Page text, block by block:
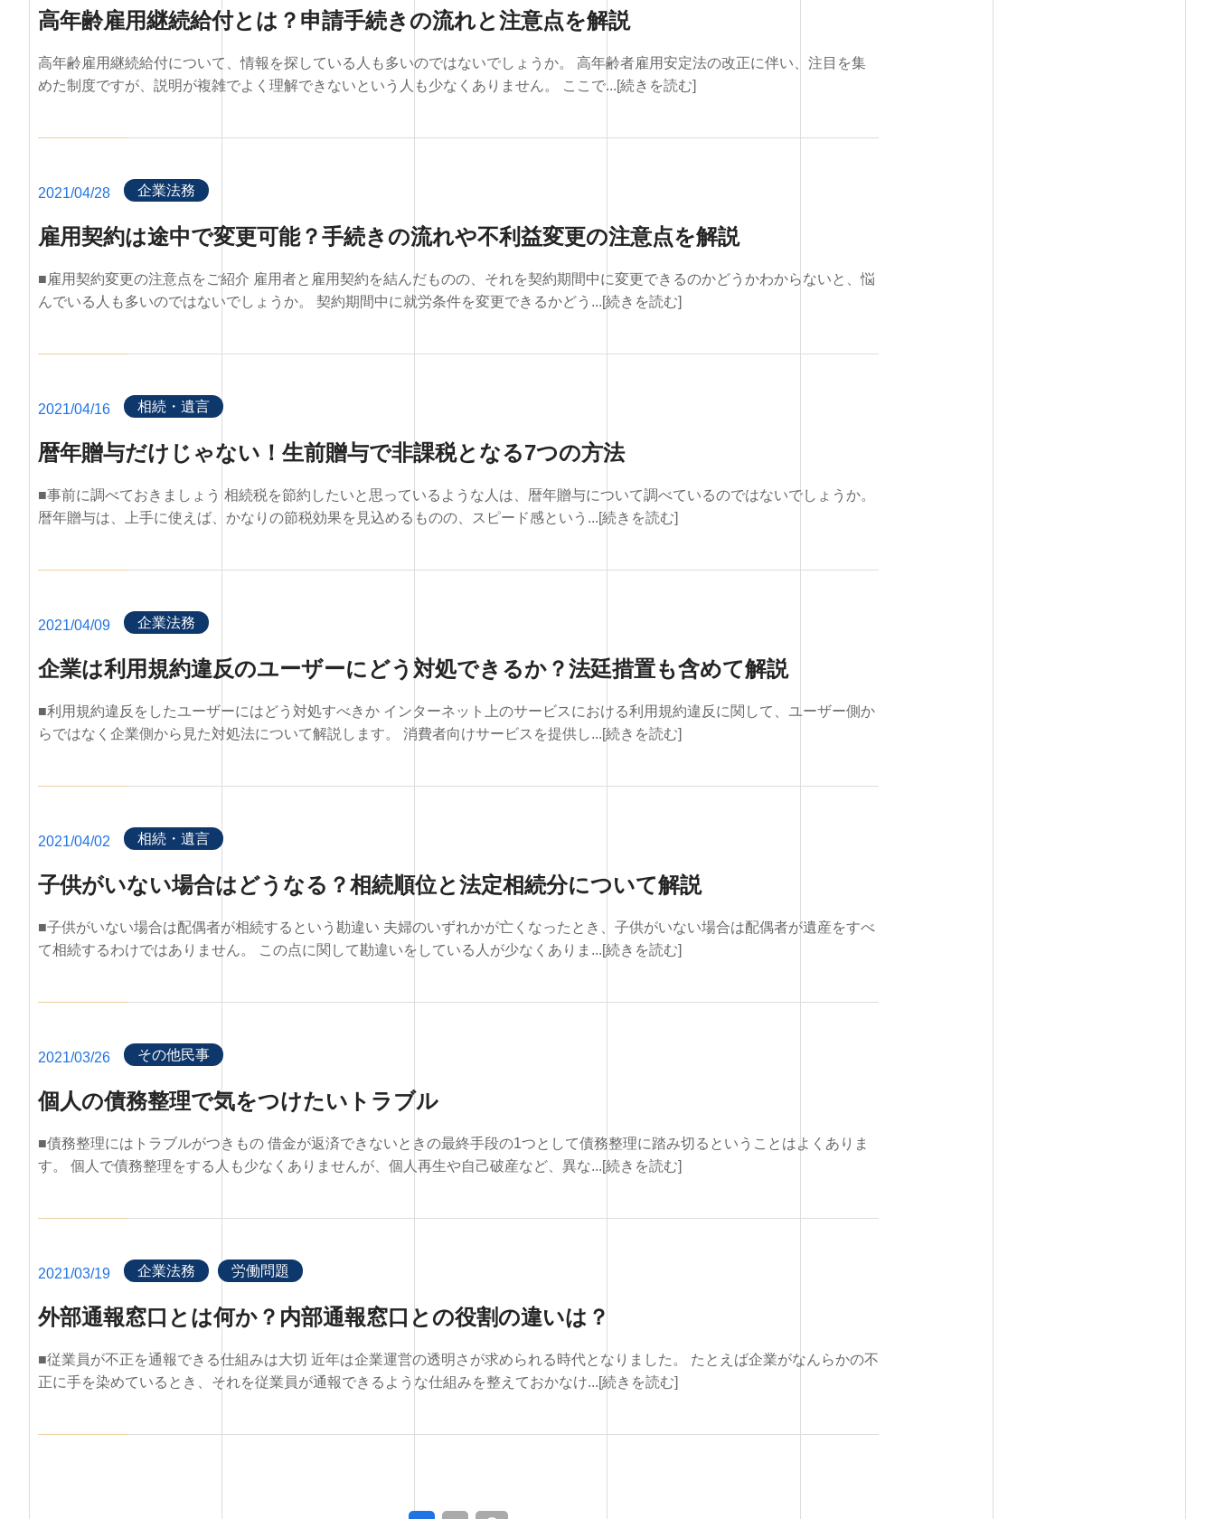
高年齢雇用継続給付とは？申請手続きの流れと注意点を解説
高年齢雇用継続給付について、情報を探している人も多いのではないでしょうか。 高年齢者雇用安定法の改正に伴い、注目を集
めた制度ですが、説明が複雑でよく理解できないという人も少なくありません。 ここで...[続きを読む]
2021/04/28 企業法務
雇用契約は途中で変更可能？手続きの流れや不利益変更の注意点を解説
■雇用契約変更の注意点をご紹介 雇用者と雇用契約を結んだものの、それを契約期間中に変更できるのかどうかわからないと、悩
んでいる人も多いのではないでしょうか。 契約期間中に就労条件を変更できるかどう...[続きを読む]
2021/04/16 相続・遺言
暦年贈与だけじゃない！生前贈与で非課税となる7つの方法
■事前に調べておきましょう 相続税を節約したいと思っているような人は、暦年贈与について調べているのではないでしょうか。
暦年贈与は、上手に使えば、かなりの節税効果を見込めるものの、スピード感という...[続きを読む]
2021/04/09 企業法務
企業は利用規約違反のユーザーにどう対処できるか？法廷措置も含めて解説
■利用規約違反をしたユーザーにはどう対処すべきか インターネット上のサービスにおける利用規約違反に関して、ユーザー側か
らではなく企業側から見た対処法について解説します。 消費者向けサービスを提供し...[続きを読む]
2021/04/02 相続・遺言
子供がいない場合はどうなる？相続順位と法定相続分について解説
■子供がいない場合は配偶者が相続するという勘違い 夫婦のいずれかが亡くなったとき、子供がいない場合は配偶者が遺産をすべ
て相続するわけではありません。 この点に関して勘違いをしている人が少なくありま...[続きを読む]
2021/03/26 その他民事
個人の債務整理で気をつけたいトラブル
■債務整理にはトラブルがつきもの 借金が返済できないときの最終手段の1つとして債務整理に踏み切るということはよくありま
す。 個人で債務整理をする人も少なくありませんが、個人再生や自己破産など、異な...[続きを読む]
2021/03/19 企業法務 労働問題
外部通報窓口とは何か？内部通報窓口との役割の違いは？
■従業員が不正を通報できる仕組みは大切 近年は企業運営の透明さが求められる時代となりました。 たとえば企業がなんらかの不
正に手を染めているとき、それを従業員が通報できるような仕組みを整えておかなけ...[続きを読む]